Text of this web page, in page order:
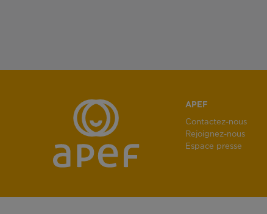
APEF
Contactez-nous
Rejoignez-nous
Espace presse